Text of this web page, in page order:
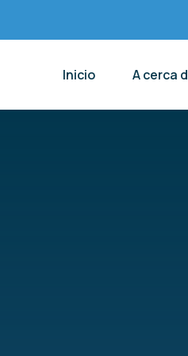
Inicio A cerca